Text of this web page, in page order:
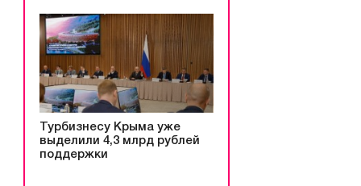
Турбизнесу Крыма уже
выделили 4,3 млрд рублей
поддержки